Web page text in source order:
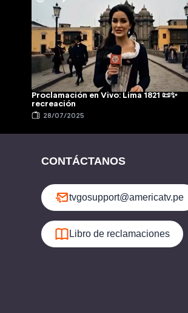
Proclamación en Vivo: Lima 1821 📜✨
recreación
28/07/2025
CONTÁCTANOS
tvgosupport@americatv.pe
Libro de reclamaciones